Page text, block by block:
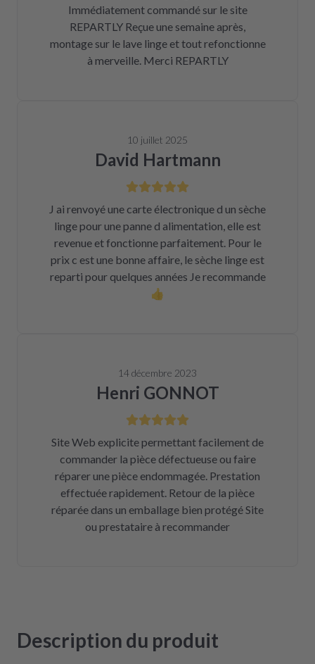
Immédiatement commandé sur le site
REPARTLY Reçue une semaine après,
montage sur le lave linge et tout refonctionne
à merveille. Merci REPARTLY
10 juillet 2025
David Hartmann
J ai renvoyé une carte électronique d un sèche
linge pour une panne d alimentation, elle est
revenue et fonctionne parfaitement. Pour le
prix c est une bonne affaire, le sèche linge est
reparti pour quelques années Je recommande
👍
14 décembre 2023
Henri GONNOT
Site Web explicite permettant facilement de
commander la pièce défectueuse ou faire
réparer une pièce endommagée. Prestation
effectuée rapidement. Retour de la pièce
réparée dans un emballage bien protégé Site
ou prestataire à recommander
Description du produit